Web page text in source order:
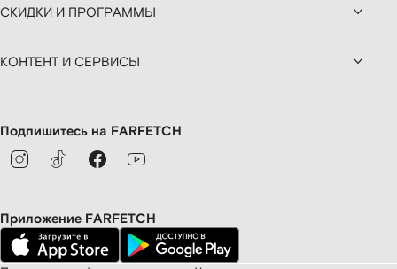
СКИДКИ И ПРОГРАММЫ
КОНТЕНТ И СЕРВИСЫ
Подпишитесь на FARFETCH
Приложение FARFETCH